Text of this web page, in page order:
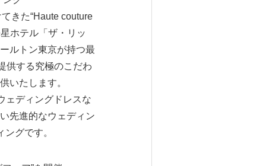
きた“Haute couture
ホテル「ザ・リッ
ルトン東京が持つ最
供する究極のこだわ
いたします。
ェディングドレスな
先進的なウェディン
グです。